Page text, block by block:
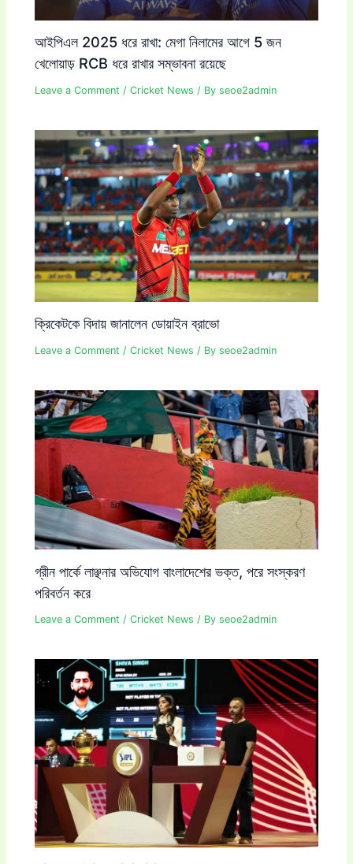
আইপিএল 2025 ধরে রাখা: মেগা নিলামের আগে 5 জন
খেলোয়াড় RCB ধরে রাখার সম্ভাবনা রয়েছে
Leave a Comment /Cricket News / Byseoe2admin
ক্রিকেটকে বিদায় জানালেন ডোয়াইন ব্রাভো
Leave a Comment /Cricket News / Byseoe2admin
গ্রীন পার্কে লাঞ্ছনার অভিযোগ বাংলাদেশের ভক্ত, পরে সংস্করণ
পরিবর্তন করে
Leave a Comment /Cricket News / Byseoe2admin